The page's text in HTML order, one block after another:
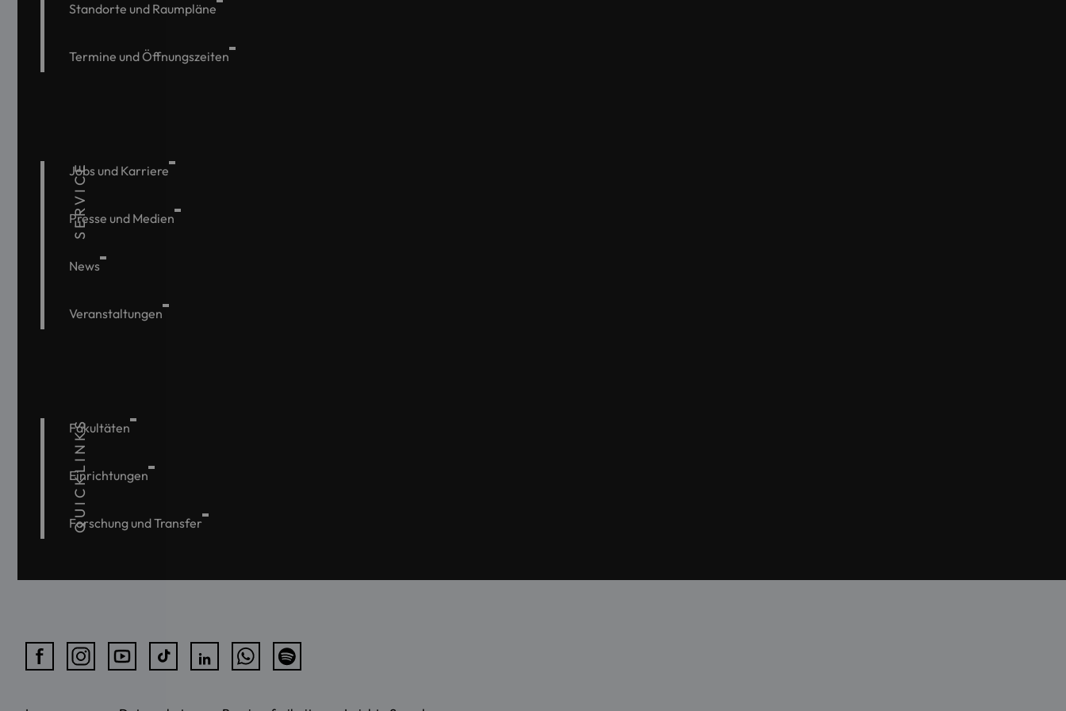
Standorte und Raumpläne
Termine und Öffnungszeiten
SERVICE
Jobs und Karriere
Presse und Medien
News
Veranstaltungen
QUICKLINKS
Fakultäten
Einrichtungen
Forschung und Transfer